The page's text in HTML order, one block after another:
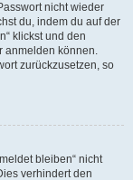
nicht wieder
du, indem du auf der
klickst und den
anmelden können.
zurückzusetzen, so
bleiben“ nicht
verhindert den